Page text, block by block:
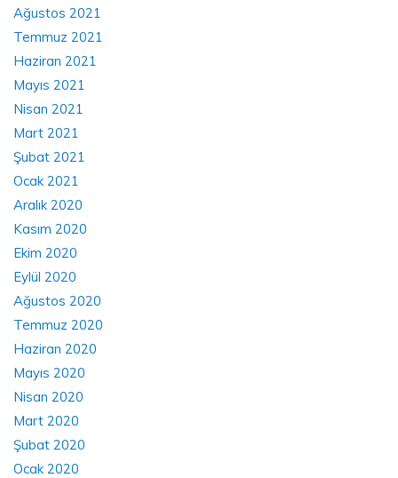
Ağustos 2021
Temmuz 2021
Haziran 2021
Mayıs 2021
Nisan 2021
Mart 2021
Şubat 2021
Ocak 2021
Aralık 2020
Kasım 2020
Ekim 2020
Eylül 2020
Ağustos 2020
Temmuz 2020
Haziran 2020
Mayıs 2020
Nisan 2020
Mart 2020
Şubat 2020
Ocak 2020